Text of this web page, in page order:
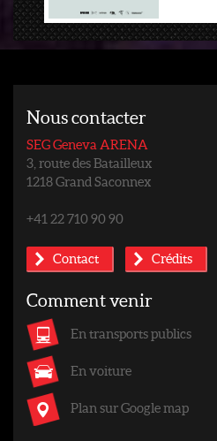
Nous contacter
SEG Geneva ARENA
3, route des Batailleux
1218 Grand Saconnex
+41 22 710 90 90
Contact Crédits
Comment venir
En transports publics
En voiture
Plan sur Google map